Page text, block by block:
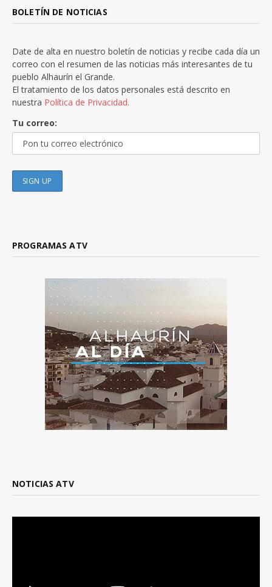
BOLETÍN DE NOTICIAS
Date de alta en nuestro boletín de noticias y recibe cada día un
correo con el resumen de las noticias más interesantes de tu
pueblo Alhaurín el Grande.
El tratamiento de los datos personales está descrito en
nuestra Política de Privacidad.
Tu correo:
PROGRAMAS ATV
NOTICIAS ATV